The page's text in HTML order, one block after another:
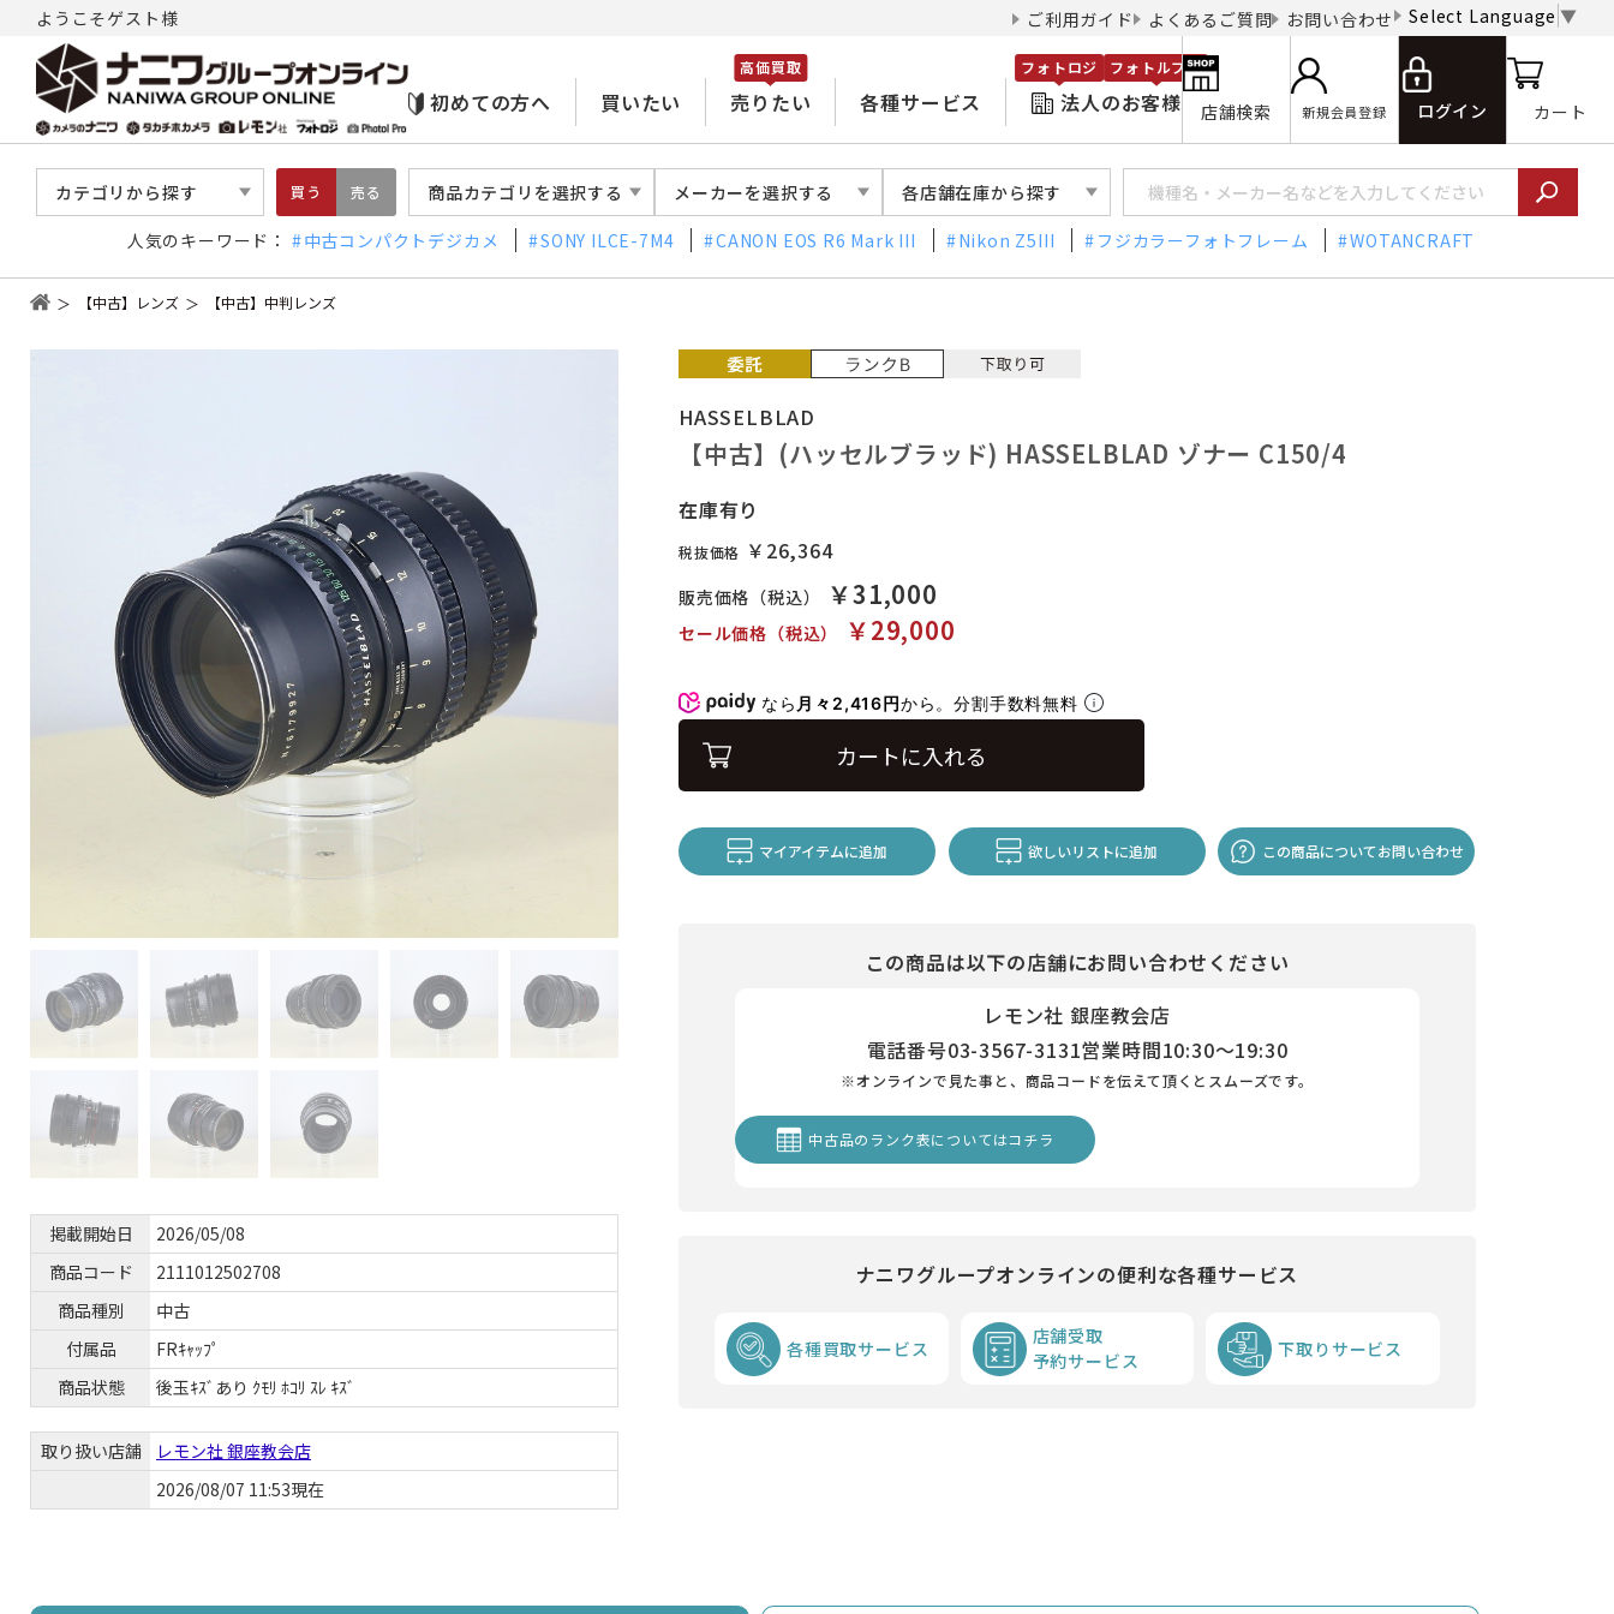
ようこそゲスト様 ご利用ガイド よくあるご質問 お問い合わせ Select Language ▼
初めての方へ 買いたい 売りたい
高価買取
各種サービス 法人のお客様
フォトロジ フォトルプロ
店舗検索 新規会員登録 ログイン カート
カテゴリから探す 買う 売る 商品カテゴリを選択する メーカーを選択する 各店舗在庫から探す
人気のキーワード： 中古コンパクトデジカメ SONY ILCE-7M4 CANON EOS R6 Mark III Nikon Z5III フジカラーフォトフレーム WOTANCRAFT
【中古】レンズ 【中古】中判レンズ
掲載開始日
2026/05/08
商品コード
2111012502708
商品種別
中古
付属品
FRｷｬｯﾌﾟ
商品状態
後玉ｷｽﾞあり ｸﾓﾘ ﾎｺﾘ ｽﾚ ｷｽﾞ
取り扱い店舗
レモン社 銀座教会店
2026/08/07 11:53現在
HASSELBLAD
【中古】(ハッセルブラッド) HASSELBLAD ゾナー C150/4
在庫有り
税抜価格 ￥26,364
販売価格（税込） ￥31,000
セール価格（税込） ￥29,000
なら 月々2,416円から。分割手数料無料
カートに入れる
マイアイテムに追加 欲しいリストに追加 この商品についてお問い合わせ
この商品は以下の店舗にお問い合わせください
レモン社 銀座教会店
電話番号03-3567-3131営業時間10:30～19:30
※オンラインで見た事と、商品コードを伝えて頂くとスムーズです。
中古品のランク表についてはコチラ
ナニワグループオンラインの便利な各種サービス
各種買取サービス
店舗受取
予約サービス
下取りサービス